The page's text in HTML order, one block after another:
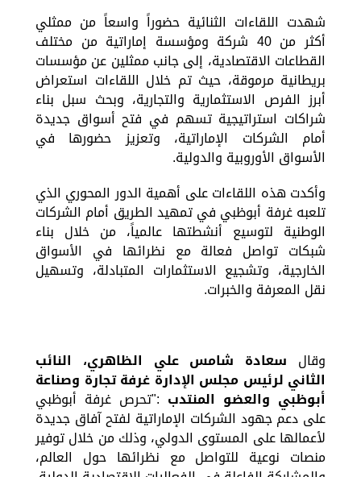
شهدت اللقاءات الثنائية حضوراً واسعاً من ممثلي
أكثر من 40 شركة ومؤسسة إماراتية من مختلف
القطاعات الاقتصادية، إلى جانب ممثلين عن مؤسسات
بريطانية مرموقة، حيث تم خلال اللقاءات استعراض
أبرز الفرص الاستثمارية والتجارية، وبحث سبل بناء
شراكات استراتيجية تسهم في فتح أسواق جديدة
أمام الشركات الإماراتية، وتعزيز حضورها في
الأسواق الأوروبية والدولية.
وأكدت هذه اللقاءات على أهمية الدور المحوري الذي
تلعبه غرفة أبوظبي في تمهيد الطريق أمام الشركات
الوطنية لتوسيع أنشطتها عالمياً، من خلال بناء
شبكات تواصل فعالة مع نظرائها في الأسواق
الخارجية، وتشجيع الاستثمارات المتبادلة، وتسهيل
نقل المعرفة والخبرات.
وقال سعادة شامس علي الظاهري، النائب
الثاني لرئيس مجلس الإدارة غرفة تجارة وصناعة
أبوظبي والعضو المنتدب :"تحرص غرفة أبوظبي
على دعم جهود الشركات الإماراتية لفتح آفاق جديدة
لأعمالها على المستوى الدولي، وذلك من خلال توفير
منصات نوعية للتواصل مع نظرائها حول العالم،